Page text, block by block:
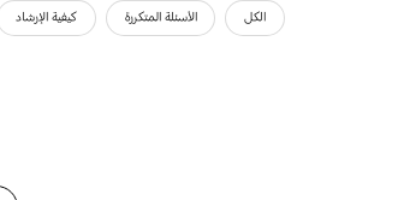
الكل الأسئلة المتكررة كيفية الإرشاد